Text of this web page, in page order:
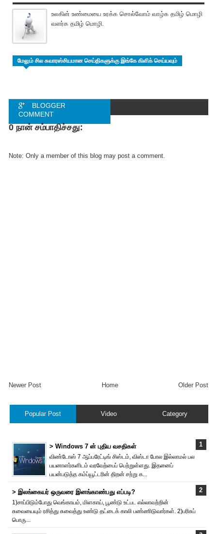
உலகின் உண்மையை உரக்க சொல்வோம் வாழ்க தமிழ் மொழி
வளர்க தமிழ் மொழி.
மேலும் சில சுவாரஸ்சியமான செய்திகளுக்கு இங்கே கிளிக் செய்யவும்
BLOGGER
COMMENT
FACEBOOK
0 நான் சம்பாதிச்சது:
Note: Only a member of this blog may post a comment.
Newer Post Older Post
Home
Popular Post Video Category
> Windows 7 ன் புதிய வசதிகள்
விண்டோஸ் 7 ஆப்பரேட்டிங் சிஸ்டம், விஸ்டா போல இல்லாமல் பல
பயனாளர்களிடம் வரவேற்பைப் பெற்றுள்ளது. இதனைப்
பயன்படுத்த கம்ப்யூட்டரின் திறன் சற்று க...
> இலங்கையர் ஒருவரை இனங்காண்பது எப்படி?
1)சாப்பிடும்போது வெங்காயம், மிளகாய், பூண்டு உட்பட எல்லாவற்றின்
சுவையையும் ரசித்து சுவைத்து உண்டு தட்டைக் காலி பண்ணிடுவார்கள். 2)பரிசுப்
பொரு...